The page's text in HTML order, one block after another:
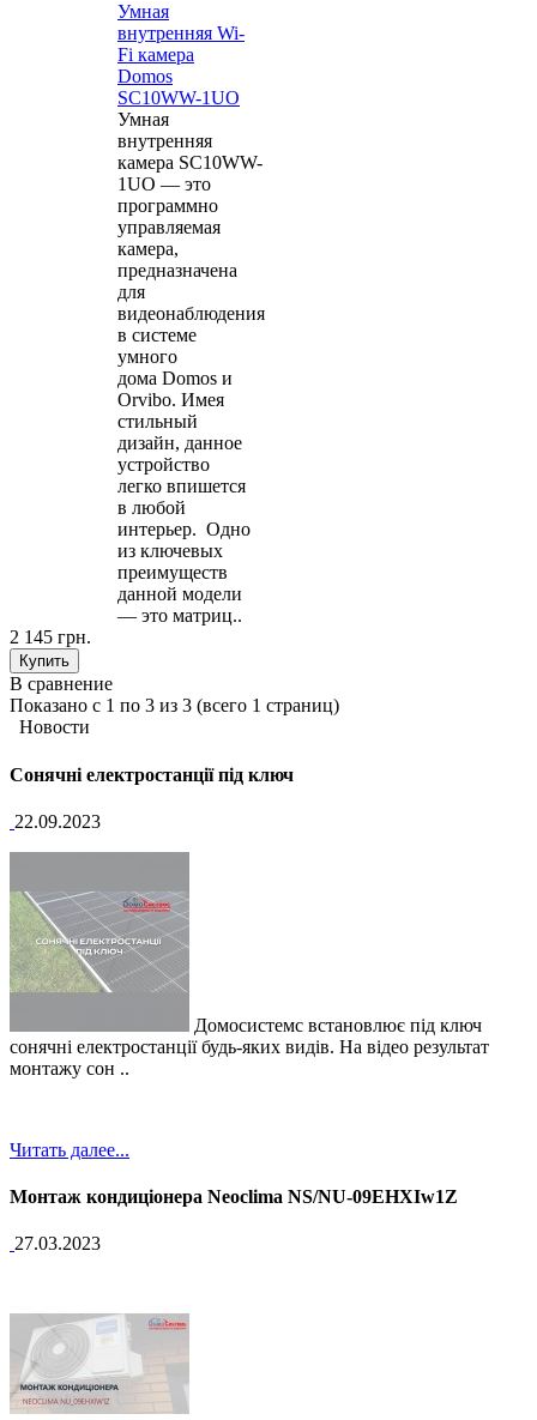
Умная
внутренняя Wi-
Fi камера
Domos
SC10WW-1UO
Умная
внутренняя
камера SC10WW-
1UO — это
программно
управляемая
камера,
предназначена
для
видеонаблюдения
в системе
умного
дома Domos и
Orvibo. Имея
стильный
дизайн, данное
устройство
легко впишется
в любой
интерьер. Одно
из ключевых
преимуществ
данной модели
— это матриц..
2 145 грн.
В сравнение
Показано с 1 по 3 из 3 (всего 1 страниц)
Новости
Сонячні електростанції під ключ
22.09.2023
Домосистемс встановлює під ключ
сонячні електростанції будь-яких видів. На відео результат
монтажу сон ..
Читать далее...
Монтаж кондиціонера Neoclima NS/NU-09EHXIw1Z
27.03.2023